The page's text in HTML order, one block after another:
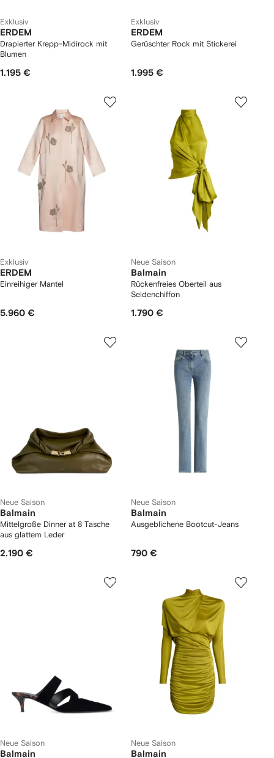
Exklusiv
ERDEM
Drapierter Krepp-Midirock mit
Blumen
1.195 €
Exklusiv
ERDEM
Gerüschter Rock mit Stickerei
1.995 €
Exklusiv
ERDEM
Einreihiger Mantel
5.960 €
Neue Saison
Balmain
Rückenfreies Oberteil aus
Seidenchiffon
1.790 €
Neue Saison
Balmain
Mittelgroße Dinner at 8 Tasche
aus glattem Leder
2.190 €
Neue Saison
Balmain
Ausgeblichene Bootcut-Jeans
790 €
Neue Saison
Balmain
Neue Saison
Balmain